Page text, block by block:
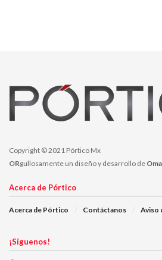
Copyright © 2021 Pórtico Mx
ORgullosamente un diseño y desarrollo de
Acerca de Pórtico
Acerca de Pórtico Contáctanos Aviso
¡Síguenos!